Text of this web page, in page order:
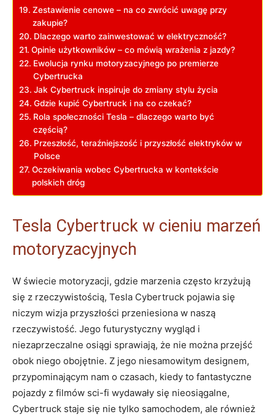
Zestawienie cenowe‍ – na co zwrócić uwagę przy
zakupie?
Dlaczego warto zainwestować w elektryczność?
Opinie⁢ użytkowników – ⁢co mówią wrażenia z jazdy?
Ewolucja rynku motoryzacyjnego po premierze
Cybertrucka
Jak Cybertruck inspiruje ⁤do zmiany stylu życia
Gdzie kupić Cybertruck i na co‍ czekać?
Rola​ społeczności Tesla – dlaczego warto ‍być
częścią?
Przeszłość,⁢ teraźniejszość i ⁢przyszłość elektryków ‍w
Polsce
Oczekiwania‌ wobec Cybertrucka w kontekście
polskich ⁤dróg
Tesla Cybertruck⁢ w cieniu marzeń
motoryzacyjnych
W świecie motoryzacji, gdzie‍ marzenia‍ często krzyżują
się z rzeczywistością, Tesla Cybertruck pojawia się
niczym wizja ⁢przyszłości przeniesiona w ⁤naszą
rzeczywistość. Jego futurystyczny ⁤wygląd i
niezaprzeczalne ⁣osiągi sprawiają, że ⁤nie można ⁢przejść
obok niego​ obojętnie.⁢ Z⁤ jego niesamowitym designem,
przypominającym nam o ‍czasach, kiedy ⁤to fantastyczne
pojazdy z filmów sci-fi wydawały się nieosiągalne,
‍Cybertruck‌ staje się nie ⁤tylko samochodem, ale również